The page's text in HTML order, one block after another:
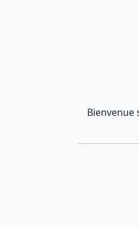
Bienvenue